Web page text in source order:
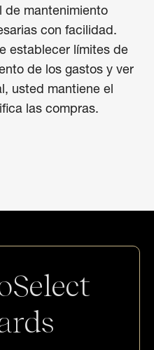
de mantenimiento
con facilidad.
establecer límites de
de los gastos y ver
usted mantiene el
las compras.